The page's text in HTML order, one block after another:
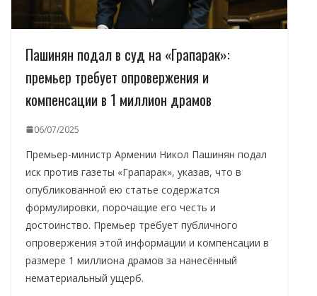
Пашинян подал в суд на «Грапарак»:
премьер требует опровержения и
компенсации в 1 миллион драмов
06/07/2025
Премьер-министр Армении Никол Пашинян подал
иск против газеты «Грапарак», указав, что в
опубликованной ею статье содержатся
формулировки, порочащие его честь и
достоинство. Премьер требует публичного
опровержения этой информации и компенсации в
размере 1 миллиона драмов за нанесённый
нематериальный ущерб.